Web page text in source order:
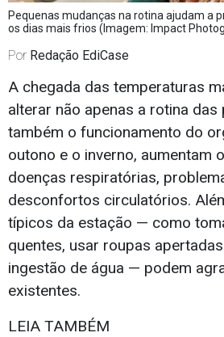
Pequenas mudanças na rotina ajudam a
os dias mais frios (Imagem: Impact
Por Redação EdiCase
A chegada das temperaturas
alterar não apenas a rotina das
também o funcionamento do
outono e o inverno, aumentam
doenças respiratórias,
desconfortos circulatórios.
típicos da estação — como
quentes, usar roupas
ingestão de água — podem
existentes.
LEIA TAMBÉM